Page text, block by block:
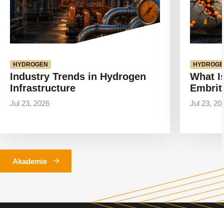
HYDROGEN
Industry Trends in Hydrogen
Infrastructure
Jul 23, 2026
What
Jul 23,
Akademie